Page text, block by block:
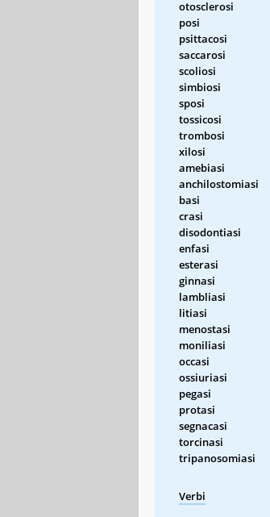
otosclerosi
posi
psittacosi
saccarosi
scoliosi
simbiosi
sposi
tossicosi
trombosi
xilosi
amebiasi
anchilostomiasi
basi
crasi
disodontiasi
enfasi
esterasi
ginnasi
lambliasi
litiasi
menostasi
moniliasi
occasi
ossiuriasi
pegasi
protasi
segnacasi
torcinasi
tripanosomiasi
Verbi